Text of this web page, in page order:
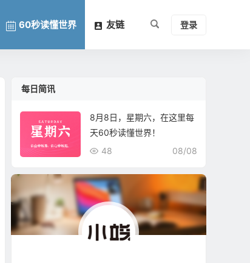
60秒读懂世界 友链 登录
每日简讯
8月8日，星期六，在这里每
天60秒读懂世界！
08/08
48